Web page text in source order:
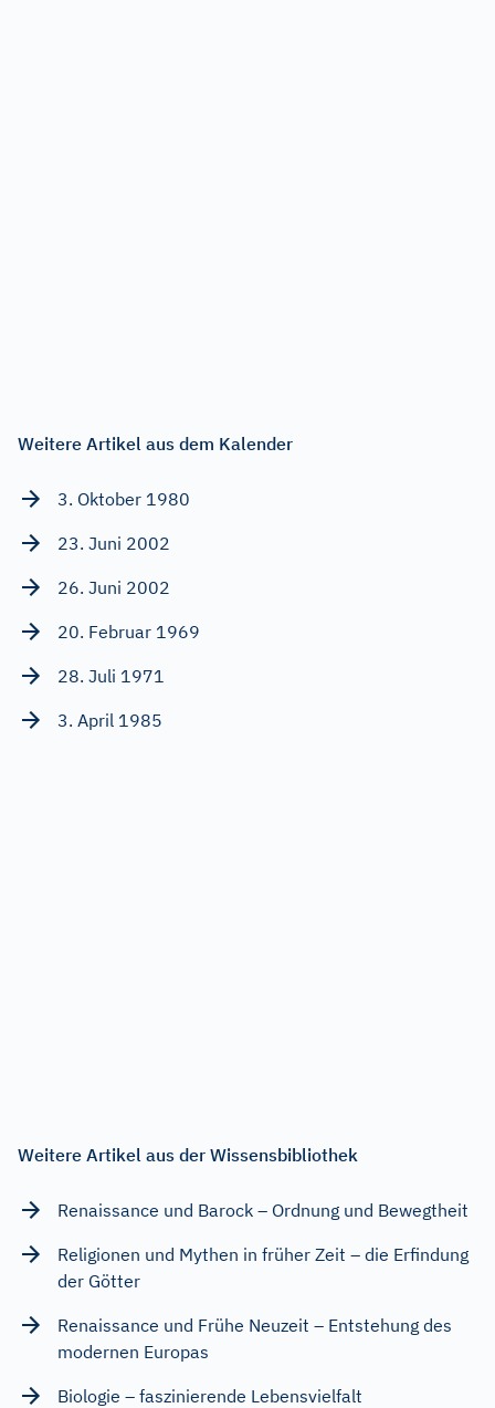
Weitere Artikel aus dem Kalender
3. Oktober 1980
23. Juni 2002
26. Juni 2002
20. Februar 1969
28. Juli 1971
3. April 1985
Weitere Artikel aus der Wissensbibliothek
Renaissance und Barock – Ordnung und Bewegtheit
Religionen und Mythen in früher Zeit – die Erfindung
der Götter
Renaissance und Frühe Neuzeit – Entstehung des
modernen Europas
Biologie – faszinierende Lebensvielfalt